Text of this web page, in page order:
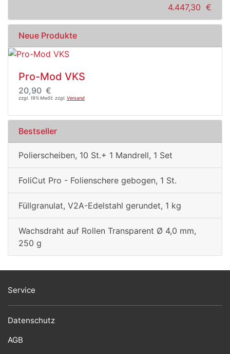
4.447,30 €
Neue Produkte
Pro-Mod VKS
20,90 €
zzgl. 19% MwSt. zzgl. Versand
Bestseller
Polierscheiben, 10 St.+ 1 Mandrell, 1 Set
FoliCut Pro - Folienschere gebogen, 1 St.
Füllgranulat, V2A-Edelstahl gerundet, 1 kg
Wachsdraht auf Rollen Transparent Ø 4,0 mm,
250 g
Service
Datenschutz
AGB